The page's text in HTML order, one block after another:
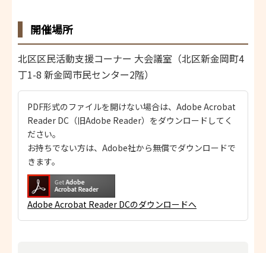
開催場所
北区区民活動支援コーナー 大会議室（北区新金岡町4
丁1-8 新金岡市民センター2階）
PDF形式のファイルを開けない場合は、Adobe Acrobat
Reader DC（旧Adobe Reader）をダウンロードしてく
ださい。
お持ちでない方は、Adobe社から無償でダウンロードで
きます。
Adobe Acrobat Reader DCのダウンロードへ